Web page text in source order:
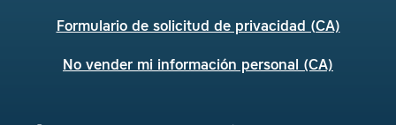
Formulario de solicitud de privacidad (CA)
No vender mi información personal (CA)